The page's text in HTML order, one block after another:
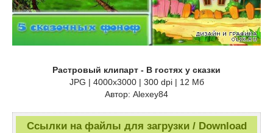
Растровый клипарт - В гостях у сказки
JPG | 4000x3000 | 300 dpi | 12 Мб
Автор: Alexey84
Ссылки на файлы для загрузки / Download